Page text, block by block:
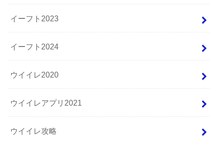
イーフト2023
イーフト2024
ウイイレ2020
ウイイレアプリ2021
ウイイレ攻略